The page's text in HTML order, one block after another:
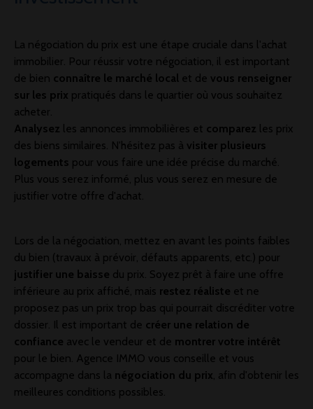
La négociation du prix est une étape cruciale dans l'achat
immobilier. Pour réussir votre négociation, il est important
de bien connaître le marché local et de vous renseigner
sur les prix pratiqués dans le quartier où vous souhaitez
acheter.
Analysez les annonces immobilières et comparez les prix
des biens similaires. N'hésitez pas à visiter plusieurs
logements pour vous faire une idée précise du marché.
Plus vous serez informé, plus vous serez en mesure de
justifier votre offre d'achat.
Lors de la négociation, mettez en avant les points faibles
du bien (travaux à prévoir, défauts apparents, etc.) pour
justifier une baisse du prix. Soyez prêt à faire une offre
inférieure au prix affiché, mais restez réaliste et ne
proposez pas un prix trop bas qui pourrait discréditer votre
dossier. Il est important de créer une relation de
confiance avec le vendeur et de montrer votre intérêt
pour le bien. Agence IMMO vous conseille et vous
accompagne dans la négociation du prix, afin d'obtenir les
meilleures conditions possibles.